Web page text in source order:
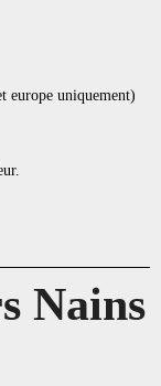
europe uniquement)
Nains